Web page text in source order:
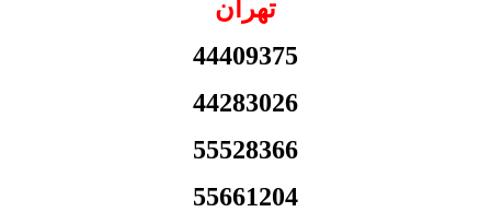
تهران
44409375
44283026
55528366
55661204